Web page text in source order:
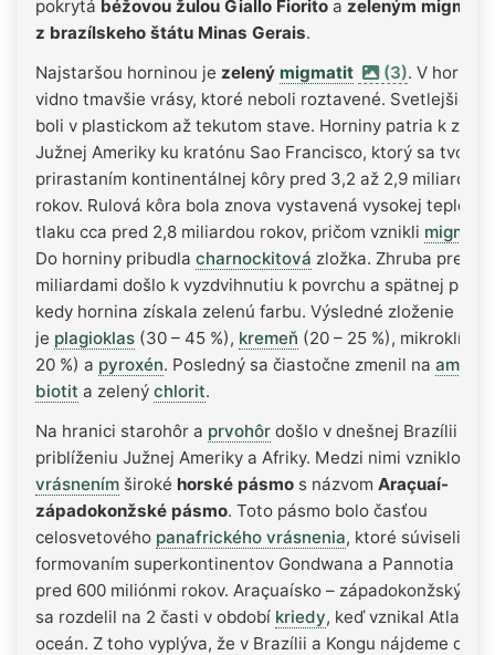
pokrytá béžovou žulou Giallo Fiorito a zeleným
z brazílskeho štátu Minas Gerais.
Najstaršou horninou je zelený migmatit (3). V hornine
vidno tmavšie vrásy, ktoré neboli roztavené. Svetlejšie
boli v plastickom až tekutom stave. Horniny patria k
Južnej Ameriky ku kratónu Sao Francisco, ktorý sa tvoril
prirastaním kontinentálnej kôry pred 3,2 až 2,9 miliardou
rokov. Rulová kôra bola znova vystavená vysokej teplote
tlaku cca pred 2,8 miliardou rokov, pričom vznikli
Do horniny pribudla charnockitová zložka. Zhruba pred 2
miliardami došlo k vyzdvihnutiu k povrchu a spätnej
kedy hornina získala zelenú farbu. Výsledné zloženie
je plagioklas (30 – 45 %), kremeň (20 – 25 %), mikroklín
20 %) a pyroxén. Posledný sa čiastočne zmenil na amfibol
biotit a zelený chlorit.
Na hranici starohôr a prvohôr došlo v dnešnej Brazílii k
priblíženiu Južnej Ameriky a Afriky. Medzi nimi vzniklo
vrásnením široké horské pásmo s názvom Araçuaí-
západokonžské pásmo. Toto pásmo bolo časťou
celosvetového panafrického vrásnenia, ktoré súviseli s
formovaním superkontinentov Gondwana a Pannotia
pred 600 miliónmi rokov. Araçuaísko – západokonžský
sa rozdelil na 2 časti v období kriedy, keď vznikal
oceán. Z toho vyplýva, že v Brazílii a Kongu nájdeme